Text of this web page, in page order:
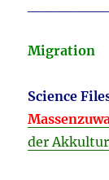
Migration
Science
der